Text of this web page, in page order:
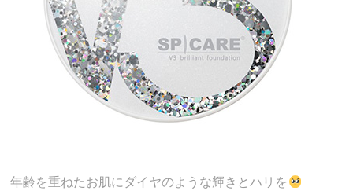
年齢を重ねたお肌にダイヤのような輝きとハリを